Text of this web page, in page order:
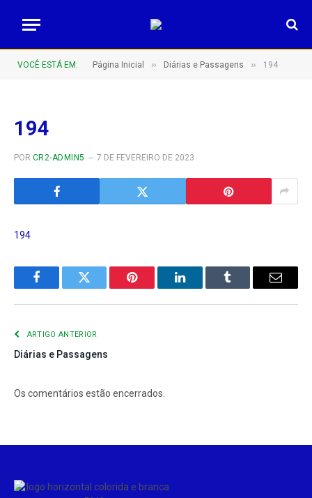
VOCÊ ESTÁ EM: Página Inicial » Diárias e Passagens » 194
194
POR CR2-ADMIN5 7 DE FEVEREIRO DE 2023
194
FacebookTwitter Pinterest LinkedInTumblr
E-
ARTIGO ANTERIOR
Diárias e Passagens
Os comentários estão encerrados.